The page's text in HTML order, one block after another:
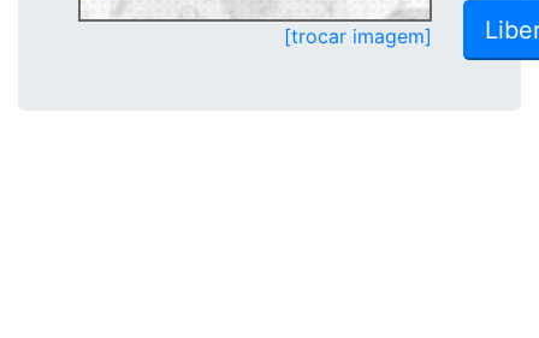
[trocar imagem]